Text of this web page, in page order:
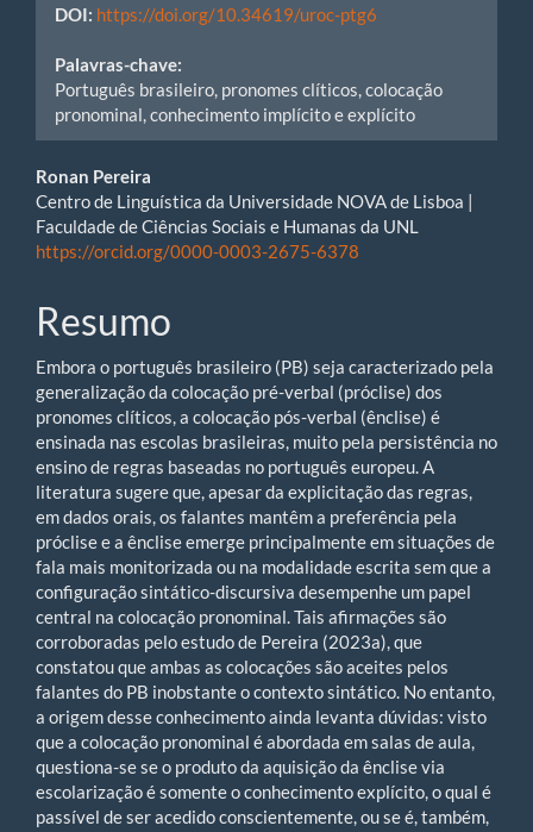
DOI: https://doi.org/10.34619/uroc-ptg6
Palavras-chave:
Português brasileiro, pronomes clíticos, colocação
pronominal, conhecimento implícito e explícito
Main
Article
Content
Ronan Pereira
Centro de Linguística da Universidade NOVA de Lisboa |
Faculdade de Ciências Sociais e Humanas da UNL
https://orcid.org/0000-0003-2675-6378
Resumo
Embora o português brasileiro (PB) seja caracterizado pela
generalização da colocação pré-verbal (próclise) dos
pronomes clíticos, a colocação pós-verbal (ênclise) é
ensinada nas escolas brasileiras, muito pela persistência no
ensino de regras baseadas no português europeu. A
literatura sugere que, apesar da explicitação das regras,
em dados orais, os falantes mantêm a preferência pela
próclise e a ênclise emerge principalmente em situações de
fala mais monitorizada ou na modalidade escrita sem que a
configuração sintático-discursiva desempenhe um papel
central na colocação pronominal. Tais afirmações são
corroboradas pelo estudo de Pereira (2023a), que
constatou que ambas as colocações são aceites pelos
falantes do PB inobstante o contexto sintático. No entanto,
a origem desse conhecimento ainda levanta dúvidas: visto
que a colocação pronominal é abordada em salas de aula,
questiona-se se o produto da aquisição da ênclise via
escolarização é somente o conhecimento explícito, o qual é
passível de ser acedido conscientemente, ou se é, também,